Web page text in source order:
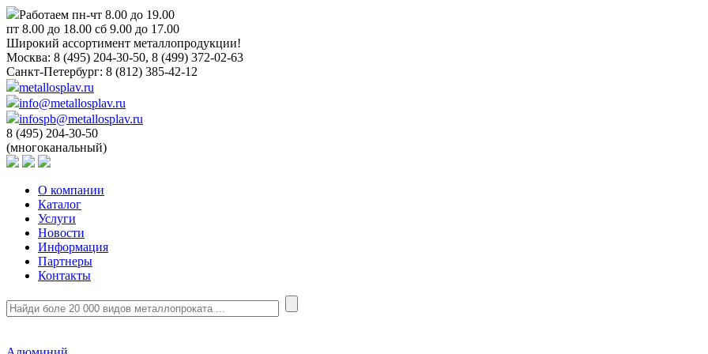
Работаем пн-чт 8.00 до 19.00
пт 8.00 до 18.00 сб 9.00 до 17.00
Широкий ассортимент металлопродукции!
Москва: 8 (495) 204-30-50, 8 (499) 372-02-63
Санкт-Петербург: 8 (812) 385-42-12
metallosplav.ru
info@metallosplav.ru
infospb@metallosplav.ru
8 (495) 204-30-50
(многоканальный)
О компании
Каталог
Услуги
Новости
Информация
Партнеры
Контакты